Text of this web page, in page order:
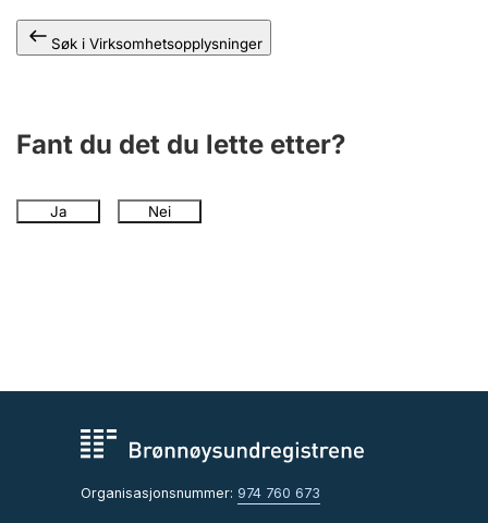
Søk i Virksomhetsopplysninger
Fant du det du lette etter?
Ja Nei
Organisasjonsnummer: 974 760 673